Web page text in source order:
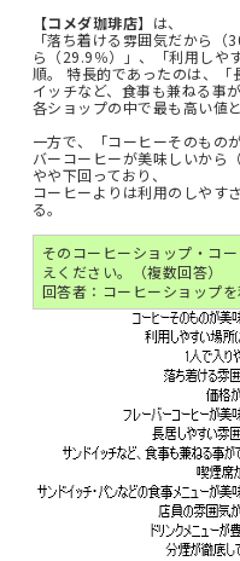
【コメダ珈琲店】は、
「落ち着ける雰囲気だから
ら（29.9％）」、「利用しや
順。 特長的であったのは、「
イッチなど、食事も兼ねる事
各ショップの中で最も高い値と
一方で、「コーヒーそのもの
バーコーヒーが美味しいから
やや下回っており、
コーヒーよりは利用のしやす
る。
そのコーヒーショップ・コ
えください。（複数回答）
回答者：コーヒーショップ